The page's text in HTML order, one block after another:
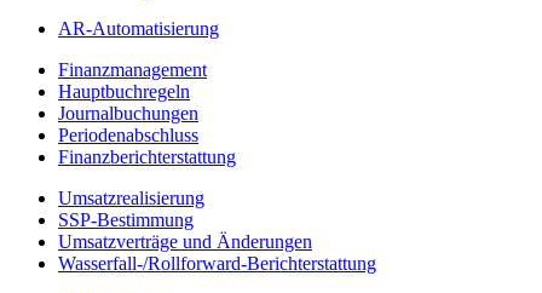
AR-Automatisierung
Finanzmanagement
Hauptbuchregeln
Journalbuchungen
Periodenabschluss
Finanzberichterstattung
Umsatzrealisierung
SSP-Bestimmung
Umsatzverträge und Änderungen
Wasserfall-/Rollforward-Berichterstattung